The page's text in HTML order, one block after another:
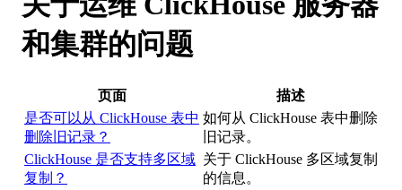
和集群的问题
页面
描述
是否可以从 ClickHouse 表中
删除旧记录？
如何从 ClickHouse 表中删除
旧记录。
ClickHouse 是否支持多区域
复制？
关于 ClickHouse 多区域复制
的信息。